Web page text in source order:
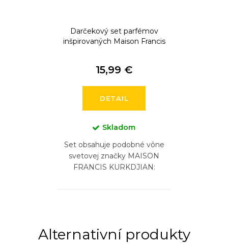
Darčekový set parfémov
inšpirovaných Maison Francis
15,99 €
DETAIL
Skladom
Set obsahuje podobné vône
svetovej značky MAISON
FRANCIS KURKDJIAN: